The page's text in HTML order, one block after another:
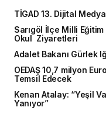
TİGAD 13. Dijital Medya
Sarıgöl İlçe Milli
Okul Ziyaretleri
Adalet Bakanı Gürlek
OEDAŞ 10,7 milyon
Temsil Edecek
Kenan Atalay: “Yeşil
Yanıyor”